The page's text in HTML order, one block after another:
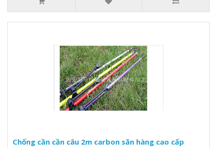
Chống cần cần câu 2m carbon săn hàng cao cấp